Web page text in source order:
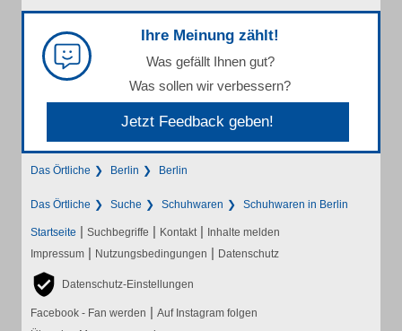
Ihre Meinung zählt!
Was gefällt Ihnen gut?
Was sollen wir verbessern?
Jetzt Feedback geben!
Das Örtliche Berlin Berlin
Das Örtliche Suche Schuhwaren Schuhwaren in Berlin
Startseite | Suchbegriffe | Kontakt | Inhalte melden
Impressum | Nutzungsbedingungen | Datenschutz
Datenschutz-Einstellungen
Facebook - Fan werden | Auf Instagram folgen